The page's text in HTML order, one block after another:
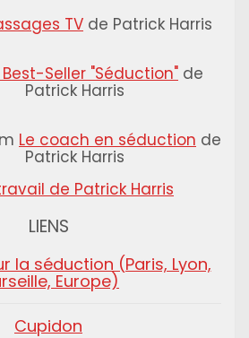
TV de Patrick Harris
Best-Seller "Séduction" de
Patrick Harris
Le coach en séduction de
Patrick Harris
de Patrick Harris
LIENS
la séduction (Paris, Lyon,
Europe)
Cupidon